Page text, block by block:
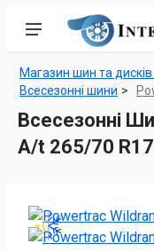
Магазин шин та
Всесезонні шини
Всесезонні
A/t 265/70